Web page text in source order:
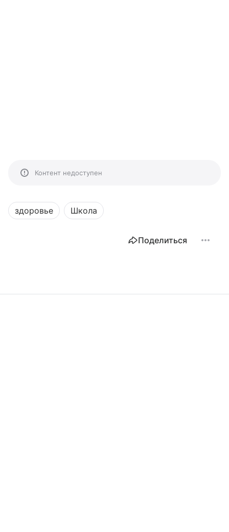
Контент недоступен
здоровье Школа
Поделиться